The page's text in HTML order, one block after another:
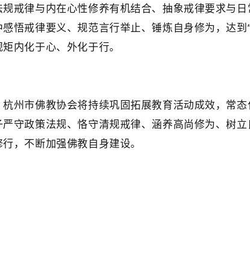
戒律与内在心性修养有机结合、抽象戒律要求与
感悟戒律要义、规范言行举止、锤炼自身修为，达
内化于心、外化于行。
杭州市佛教协会将持续巩固拓展教育活动成效，常
严守政策法规、恪守清规戒律、涵养高尚修为、树
，不断加强佛教自身建设。